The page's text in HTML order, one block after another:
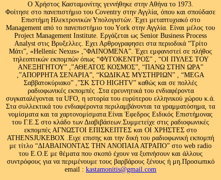
Ο Χρήστος Κασταμονίτης γεννήθηκε στην Αθήνα το 1973.
Φοίτησε στο πανεπιστήμιο του Coventry στην Αγγλία, όπου και σπούδασε
Επιστήμη Ηλεκτρονικών Υπολογιστών. Έχει μεταπτυχιακό στο
Management από το πανεπιστήμιο του Υork στην Αγγλία. Είναι μέλος του
Project Management Institute. Εργάζεται ως Senior Business Process
Analyst στις Βρυξελλες. Εχει Αρθρογραφησει στα περιοδικά “Τρίτο
Μάτι”, «Hellenic Nexus» ,”ΦΑΙΝΟΜΕΝΑ”. Έχει εμφανιστεί σε πλήθος
τηλεοπτικών εκπομπών όπως “ΦΥΓΟΚΕΝΤΡΟΣ” , “ΟΙ ΠΥΛΕΣ ΤΟΥ
ΑΝΕΞΗΓΗΤΟΥ” ,”ΑΘΕΑΤΟΣ ΚΟΣΜΟΣ”, “ΠΑΝΩ ΣΤΗΝ ΩΡΑ”
,”ΑΠΟΡΡΗΤΑ ΣΕΝΑΡΙΑ”, “ΚΩΔΙΚΑΣ ΜΥΣΤΗΡΙΩΝ” , “MEGA
Σαββατοκύριακο” ,”ΣΚ ΣΤΟ HIGHTV” καθώς και σε πολλές
ραδιοφωνικές εκπομπές .Στα ερευνητικά του ενδιαφέροντα
συγκαταλέγονται τα UFO, η ιστορία του ευρύτερου ελληνικού χώρου κ.ά.
Στα συλλεκτικά του ενδιαφέροντα περιλαμβάνονται τα γραμματόσημα, τα
νομίσματα και τα χαρτονομίσματα.Είναι Έφεδρος Ειδικός Επιστήμονας
του Γ.Ε.Σ στο κλάδο των Διαβιβάσεων.Συμμετείχε στις ραδιοφωνικές
εκπομπές ΑΓΝΩΣΤΟΙ ΕΠΙΣΚΕΠΤΕΣ και ΟΙ ΧΡΗΣΤΕΣ στο
ATHENSJUKEBOX .Ειχε επισης και την δική του ραδιοφωνική εκπομπή
με τίτλο “ΔΙΑΒΑΙΝΟΝΤΑΣ ΤΗΝ ΑΝΟΠΑΙΑ ΑΤΡΑΠΟ” στο web radio
του Ε.Ο.Ε με θέματα που σκοπό έχουν να ξυπνήσουν και άλλους
συντρόφους για να περιμένουμε τους βαρβάρους ξένους ή μη.Προσωπικό
email : kastamonitis@gmail.com